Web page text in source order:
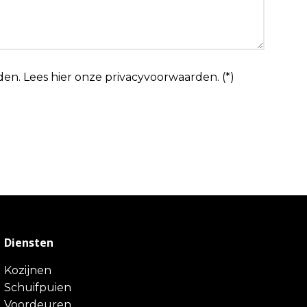
Lees hier onze privacyvoorwaarden. (*)
Diensten
Kozijnen
Schuifpuien